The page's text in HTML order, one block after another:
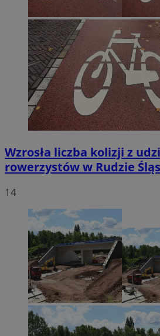
Wzrosła liczba kolizji z
rowerzystów w Rudzie
14